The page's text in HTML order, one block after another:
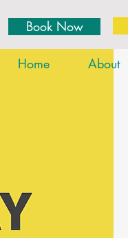
Book Now
Home About